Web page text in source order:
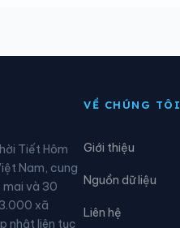
Xã Đông Cứu
Tiết Hôm
Nam, cung
và 30
xã
nhật liên tục
VỀ CHÚNG TÔI
Giới thiệu
Nguồn dữ liệu
Liên hệ